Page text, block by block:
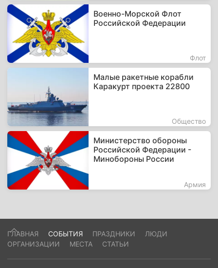
Военно-Морской Флот
Российской Федерации
Флот
Малые ракетные корабли
Каракурт проекта 22800
Общество
Министерство обороны
Российской Федерации -
Минобороны России
Армия
ГЛАВНАЯ СОБЫТИЯ ПРАЗДНИКИ
ЛЮДИ
ОРГАНИЗАЦИИ
МЕСТА СТАТЬИ